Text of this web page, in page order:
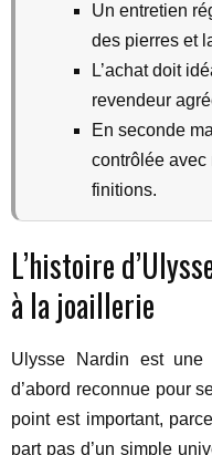
Un entretien
des pierres et
L’achat doit
revendeur
En seconde
contrôlée avec
finitions.
L’histoire
à la joaillerie
Ulysse Nardin est
d’abord reconnue pour
point est important,
part pas d’un simple